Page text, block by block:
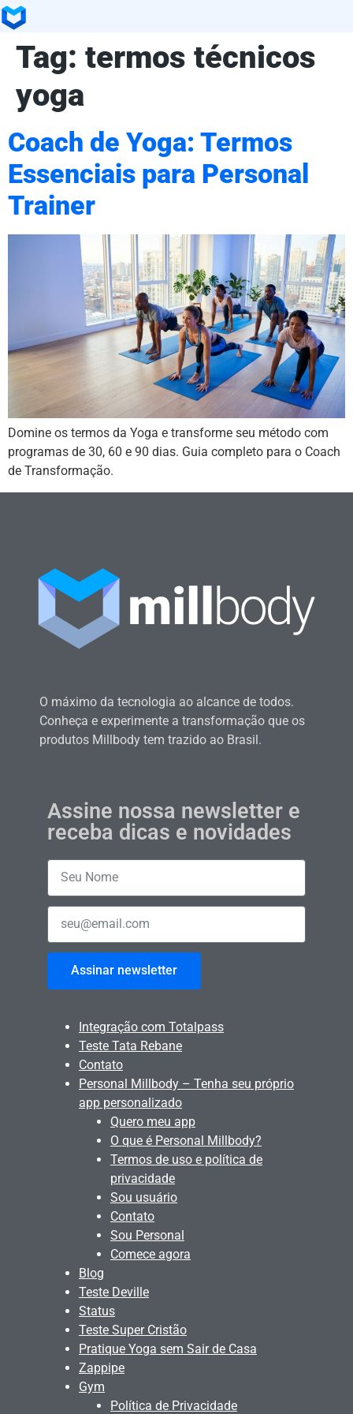
Tag: termos técnicos
yoga
Coach de Yoga: Termos
Essenciais para Personal
Trainer
Domine os termos da Yoga e transforme seu método com
programas de 30, 60 e 90 dias. Guia completo para o Coach
de Transformação.
O máximo da tecnologia ao alcance de todos.
Conheça e experimente a transformação que os
produtos Millbody tem trazido ao Brasil.
Assine nossa newsletter e
receba dicas e novidades
Assinar newsletter
Integração com Totalpass
Teste Tata Rebane
Contato
Personal Millbody – Tenha seu próprio
app personalizado
Quero meu app
O que é Personal Millbody?
Termos de uso e política de
privacidade
Sou usuário
Contato
Sou Personal
Comece agora
Blog
Teste Deville
Status
Teste Super Cristão
Pratique Yoga sem Sair de Casa
Zappipe
Gym
Política de Privacidade